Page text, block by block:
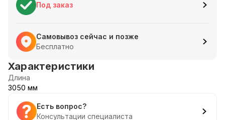
Под заказ
Самовывоз сейчас и позже
Бесплатно
Характеристики
Длина
3050 мм
Есть вопрос?
Консультации специалиста